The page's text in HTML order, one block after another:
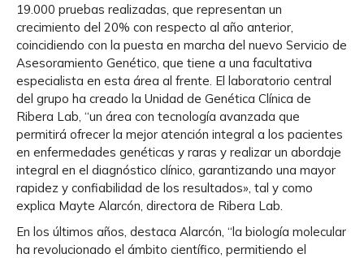
19.000 pruebas realizadas, que representan un
crecimiento del 20% con respecto al año anterior,
coincidiendo con la puesta en marcha del nuevo Servicio de
Asesoramiento Genético, que tiene a una facultativa
especialista en esta área al frente. El laboratorio central
del grupo ha creado la Unidad de Genética Clínica de
Ribera Lab, “un área con tecnología avanzada que
permitirá ofrecer la mejor atención integral a los pacientes
en enfermedades genéticas y raras y realizar un abordaje
integral en el diagnóstico clínico, garantizando una mayor
rapidez y confiabilidad de los resultados», tal y como
explica Mayte Alarcón, directora de Ribera Lab.
En los últimos años, destaca Alarcón, “la biología molecular
ha revolucionado el ámbito científico, permitiendo el